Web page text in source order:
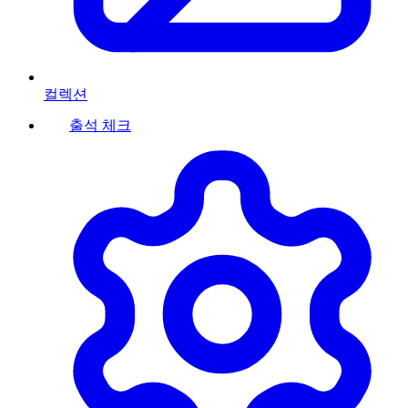
컬렉션
출석 체크